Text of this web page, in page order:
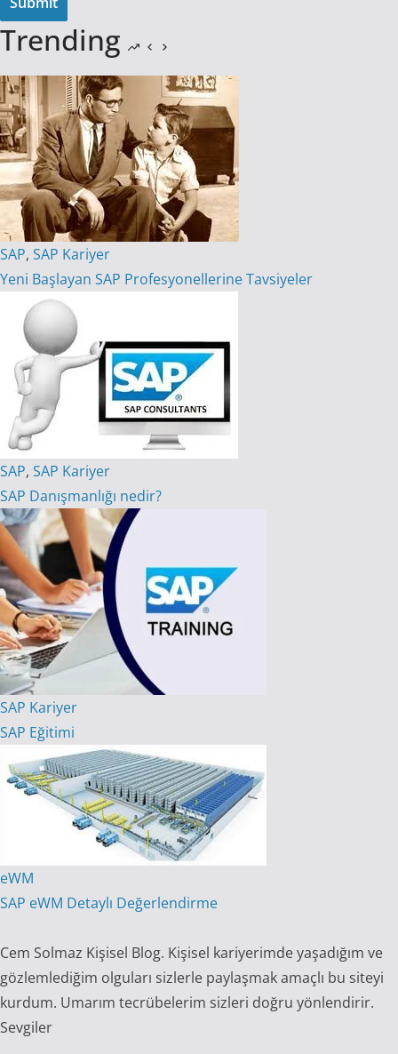
Trending
SAP, SAP Kariyer
Yeni Başlayan SAP Profesyonellerine Tavsiyeler
SAP, SAP Kariyer
SAP Danışmanlığı nedir?
SAP Kariyer
SAP Eğitimi
eWM
SAP eWM Detaylı Değerlendirme
Cem Solmaz Kişisel Blog. Kişisel kariyerimde yaşadığım ve
gözlemlediğim olguları sizlerle paylaşmak amaçlı bu siteyi
kurdum. Umarım tecrübelerim sizleri doğru yönlendirir.
Sevgiler